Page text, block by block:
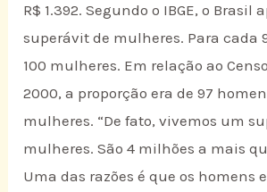
R$ 1.392. Segundo o IBGE, o Brasil
superávit de mulheres. Para cada
100 mulheres. Em relação ao
2000, a proporção era de 97
mulheres. “De fato, vivemos um
mulheres. São 4 milhões a mais
Uma das razões é que os homens